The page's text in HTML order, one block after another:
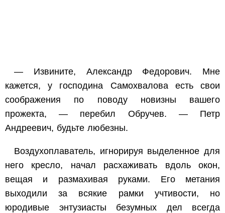
— Извините, Александр Федорович. Мне
кажется, у господина Самохвалова есть свои
соображения по поводу новизны вашего
прожекта, — перебил Обручев. — Петр
Андреевич, будьте любезны.
Воздухоплаватель, игнорируя выделенное для
него кресло, начал расхаживать вдоль окон,
вещая и размахивая руками. Его метания
выходили за всякие рамки учтивости, но
юродивые энтузиасты безумных дел всегда